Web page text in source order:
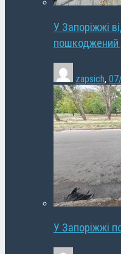
У Запоріжжі
zapsich,
У Запоріжжі